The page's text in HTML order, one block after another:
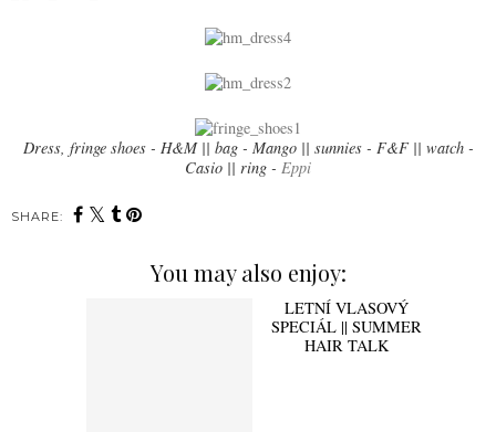
Dress, fringe shoes - H&M || bag - Mango || sunnies - F&F || watch -
Casio || ring - Eppi
SHARE:
You may also enjoy:
LETNÍ VLASOVÝ
SPECIÁL || SUMMER
HAIR TALK